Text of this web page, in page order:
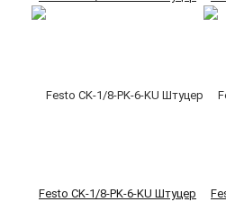
Festo CK-1/8-PK-6-KU Штуцер